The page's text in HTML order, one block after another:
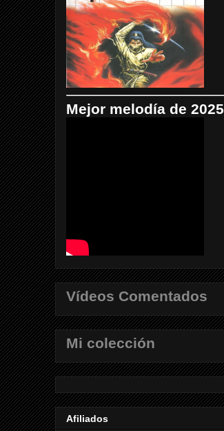
Mejor melodía de 2025
Vídeos Comentados
Mi colección
Afiliados